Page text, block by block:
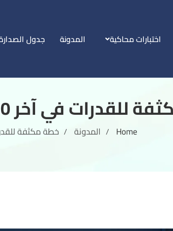
اختبارات محاكية المدونة جدول
في آخر 30 يوم (من 18 مايو إلى 21 يونيو)
Home
/ المدونة / خطة مكثفة للقدرات في آخر 30 يوم